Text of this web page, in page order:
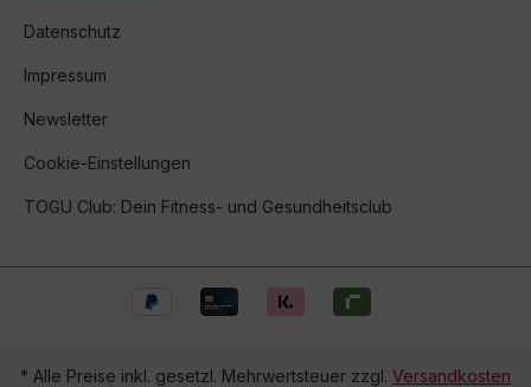
Datenschutz
Impressum
Newsletter
Cookie-Einstellungen
TOGU Club: Dein Fitness- und Gesundheitsclub
* Alle Preise inkl. gesetzl. Mehrwertsteuer zzgl. Versandkosten